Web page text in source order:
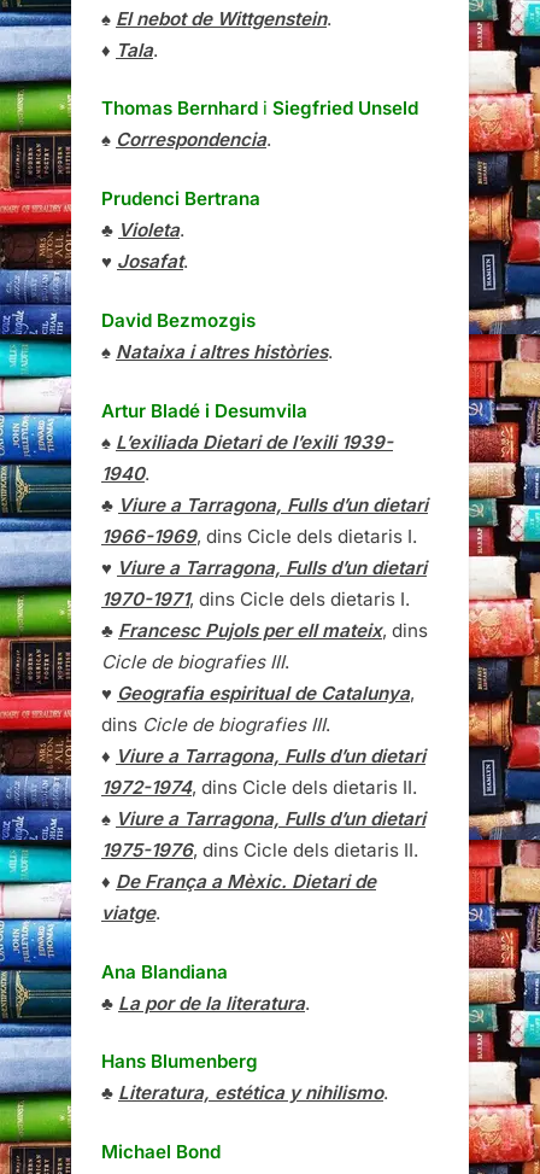
♠ El nebot de Wittgenstein.
♦ Tala.
Thomas Bernhard i Siegfried Unseld
♠ Correspondencia.
Prudenci Bertrana
♣ Violeta.
♥ Josafat.
David Bezmozgis
♠ Nataixa i altres històries.
Artur Bladé i Desumvila
♠ L’exiliada Dietari de l’exili 1939-
1940.
♣ Viure a Tarragona, Fulls d’un dietari
1966-1969, dins Cicle dels dietaris I.
♥ Viure a Tarragona, Fulls d’un dietari
1970-1971, dins Cicle dels dietaris I.
♣ Francesc Pujols per ell mateix, dins
Cicle de biografies III.
♥ Geografia espiritual de Catalunya,
dins Cicle de biografies III.
♦ Viure a Tarragona, Fulls d’un dietari
1972-1974, dins Cicle dels dietaris II.
♠ Viure a Tarragona, Fulls d’un dietari
1975-1976, dins Cicle dels dietaris II.
♦ De França a Mèxic. Dietari de
viatge.
Ana Blandiana
♣ La por de la literatura.
Hans Blumenberg
♣ Literatura, estética y nihilismo.
Michael Bond